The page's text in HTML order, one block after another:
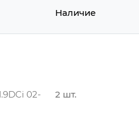
Наличие
02- 2 шт.